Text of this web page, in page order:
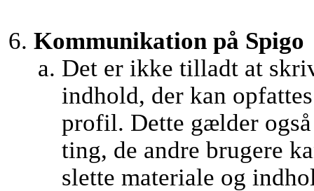
Kommunikation på Spigo
Det er ikke tilladt at
indhold, der kan
profil. Dette gælder
ting, de andre brugere
slette materiale og